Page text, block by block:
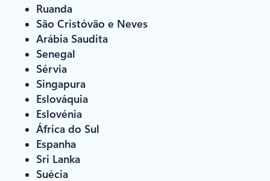
Ruanda
São Cristóvão e Neves
Arábia Saudita
Senegal
Sérvia
Singapura
Eslováquia
Eslovénia
África do Sul
Espanha
Sri Lanka
Suécia